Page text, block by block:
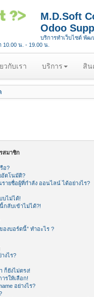
M.D.Soft
Odoo
บริการทำเว็บไซต์ พัฒ
น. - 19.00 น.
วกับเรา บริการ สิน
สมาชิก
อ?
อัตโนมัติ?
ายชื่อผู้ที่กำลัง ออนไลน์ ได้อย่างไร?
บไม่ได้!
กลับเข้าไม่ได้?!
งบอร์ดนี้” ทำอะไร ?
งไร?
ก็ยังไม่ตรง!
รให้เลือก!
อย่างไร?